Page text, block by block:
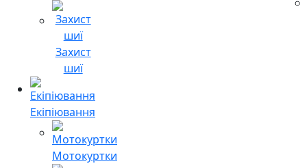
Захист
шиї
Екіпіювання
Мотокуртки